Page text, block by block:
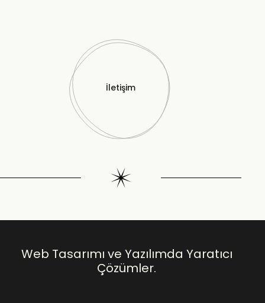
İletişim
Web Tasarımı ve Yazılımda Yaratıcı
Çözümler.